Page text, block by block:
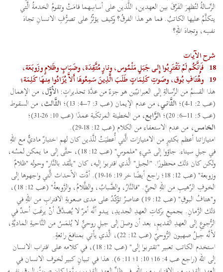
الرِّسالةُ لتُظهِرَ الفَرْقَ بين العهدين، اللَّذين على أساسِهما قامَتْ وتقومُ الخدمةُ الَّتي
يتكلَّمُ عليها الكاتبُ. فما هو هذا الفرقُ؟ وكيف يؤثّرُ على تصرُّفِ الانسانِ تجاهَ
نفسِه، وتجاهَ اللهِ؟
شرح الآيات
18 فَإِنَّكُم لَمْ تَقْتَرِبُوا إِلى جَبَلٍ مَلْمُوس، ونارٍ مُتَّقِدَة، وضَبَابٍ وظَلامٍ وزَوبَعَة،
19 وهُتَافِ بُوق، وصَوتِ كَلِمَاتٍ طَلَبَ الَّذِينَ سَمِعُوهَا أَلاَّ يُزَادُوا مِنهَا كَلِمَة؛
هذا القسمُ من الرِّسالةِ إلى العبرانيّين هو جزءٌ من عدَّة تحذيراتٍ: الأوَّل، من الإهمال
(عب 2: 1-4)؛
الثَّاني، من عدم الإيمان (عب 3: 7–4: 13)؛ الثَّالث، من السقوط
(عب 5: 11–6: 20)؛
الرَّابع، من الخطيئة المرتكَبة عمدًا (عب 10: 26-31)؛
الخامس، من عدم الاستعفاء من الكلام (عب 12: 18-29).
امتيازاتنا أعظم بكثيرٍ من الامتيازات الَّتي أُعطيَتْ للَّذين كان لهم اختبارٌ ماديٌّ مع اللهِ
في جبلِ سيناء. جاؤوا إلى شيءٍ "ملموسٍ" (عب 12: 18)، حتَّى إلى ما يمكن لمسُه،
ولكن كان ذلك محظورًا. "الجبل" الَّذي اقتربوا إليه، كان "يتَّقد بالنَّار" وحوله "ظلامٌ
وزوبعة" (عب 12: 18؛ راجع أيضًا خر 19: 16-19). أدَّت الأحداث الَّتي واجهوها إلى
الخوفِ الرّهيبِ من اللهِ الحيِّ. "فالنَّارُ، والضَّبابُ، والظَّلامُ، والزَّوبعةُ" (عب 12: 18)،
و"هتافُ البوقِ" (عب 12: 19) عناصرُ تؤكّدُ على مدى صعوبةِ الاقترابِ من اللهِ في
ذلك الزَّمانِ. بجميعِ بركاتِ العهدِ الجديدِ، يبدو أنَّه أمرٌ لا يُصدَّقُ أنْ يرغَبَ أحدٌ في
الرُّجوعِ إلى العهدِ القديمِ، بعد أن وصلَ إلى جبلٍ روحيٍّ لا يُلمَسُ من النَّاحيةِ الماديَّةِ،
لأنَّه جبلُ صهيون الرُّوحيّ (عب 12: 22)، الَّذي يأتي بمنافعَ رائعةٍ.
استخدم الكاتب تعبير "تقتربوا إلى" (عب 12: 18)، في كلامه على اقتراب الانسان
إلى الله (راجع عب 4: 16؛ 10: 1؛ 11: 6). هذا في تبيانٍ كبير لخوف الانسان في